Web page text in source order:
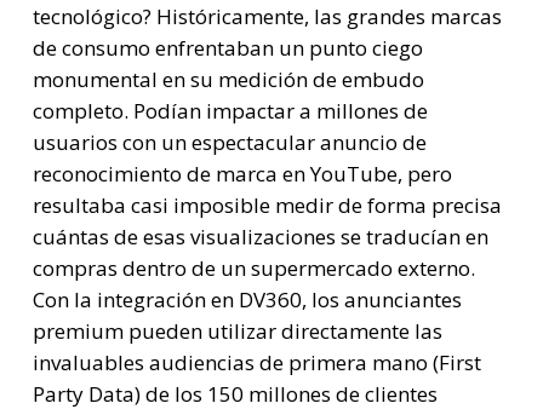
tecnológico? Históricamente, las grandes marcas
de consumo enfrentaban un punto ciego
monumental en su medición de embudo
completo. Podían impactar a millones de
usuarios con un espectacular anuncio de
reconocimiento de marca en YouTube, pero
resultaba casi imposible medir de forma precisa
cuántas de esas visualizaciones se traducían en
compras dentro de un supermercado externo.
Con la integración en DV360, los anunciantes
premium pueden utilizar directamente las
invaluables audiencias de primera mano (First
Party Data) de los 150 millones de clientes